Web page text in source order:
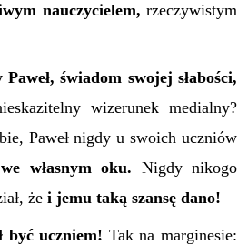
nauczycielem, rzeczywistym
Paweł, świadom swojej słabości,
wizerunek medialny?
Paweł nigdy u swoich uczniów
własnym oku. Nigdy nikogo
że i jemu taką szansę dano!
być uczniem! Tak na marginesie: